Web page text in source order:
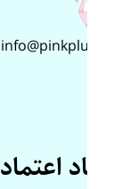
info@pinkplus.ir
نماد اعتماد